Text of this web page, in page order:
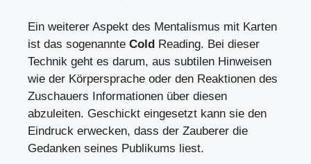
Ein weiterer Aspekt des Mentalismus mit Karten
ist das sogenannte Cold Reading. Bei dieser
Technik geht es darum, aus subtilen Hinweisen
wie der Körpersprache oder den Reaktionen des
Zuschauers Informationen über diesen
abzuleiten. Geschickt eingesetzt kann sie den
Eindruck erwecken, dass der Zauberer die
Gedanken seines Publikums liest.